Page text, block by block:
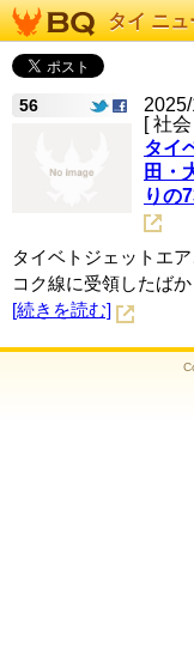
タイ ニュ
56
[ 社会
タイ
田・
りの
タイベトジェットエ
コク線に受領したば
[続きを読む]